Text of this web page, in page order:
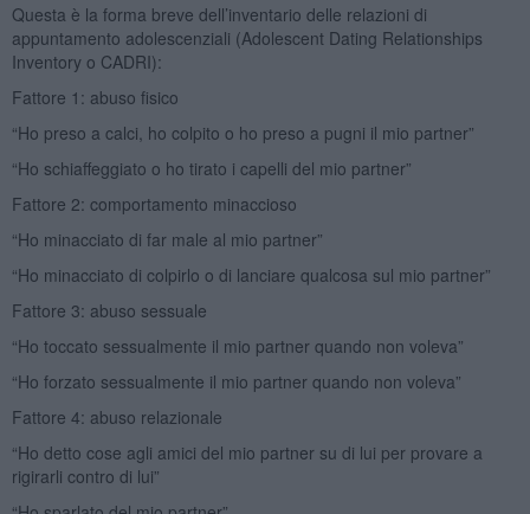
Questa è la forma breve dell’inventario delle relazioni di
appuntamento adolescenziali (Adolescent Dating Relationships
Inventory o CADRI):
Fattore 1: abuso fisico
“Ho preso a calci, ho colpito o ho preso a pugni il mio partner”
“Ho schiaffeggiato o ho tirato i capelli del mio partner”
Fattore 2: comportamento minaccioso
“Ho minacciato di far male al mio partner”
“Ho minacciato di colpirlo o di lanciare qualcosa sul mio partner”
Fattore 3: abuso sessuale
“Ho toccato sessualmente il mio partner quando non voleva”
“Ho forzato sessualmente il mio partner quando non voleva”
Fattore 4: abuso relazionale
“Ho detto cose agli amici del mio partner su di lui per provare a
rigirarli contro di lui”